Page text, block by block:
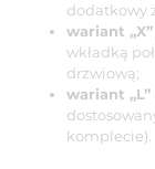
dodatkowy
wariant „X”
wkładką
drzwiową;
wariant „L”
komplecie).